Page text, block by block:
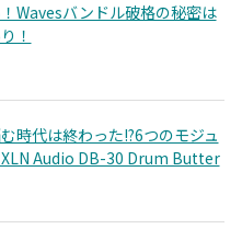
Wavesバンドル破格の秘密は
！
時代は終わった!?6つのモジュ
Audio DB-30 Drum Butter